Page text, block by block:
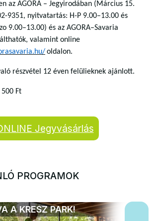
az AGORA – Jegyirodában (Március 15.
9351, nyitvatartás: H-P 9.00–13.00 és
9.00–13.00) és az AGORA–Savaria
valamint online
oldalon.
részvétel 12 éven felülieknek ajánlott.
Ft
Jegyvásárlás
PROGRAMOK
A KRESZ PARK!